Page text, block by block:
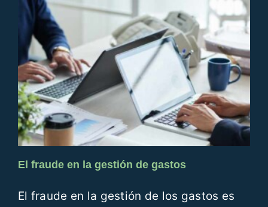
El fraude en la gestión de gastos
El fraude en la gestión de los gastos es